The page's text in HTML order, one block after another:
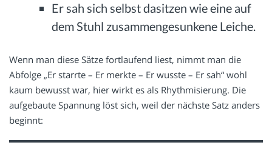
Er sah sich selbst dasitzen wie eine auf
dem Stuhl zusammengesunkene Leiche.
Wenn man diese Sätze fortlaufend liest, nimmt man die
Abfolge „Er starrte – Er merkte – Er wusste – Er sah“ wohl
kaum bewusst war, hier wirkt es als Rhythmisierung. Die
aufgebaute Spannung löst sich, weil der nächste Satz anders
beginnt: